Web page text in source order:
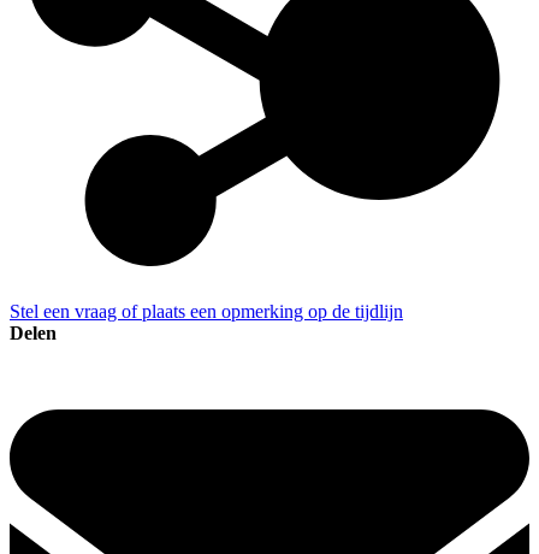
Stel een vraag of plaats een opmerking op de tijdlijn
Delen